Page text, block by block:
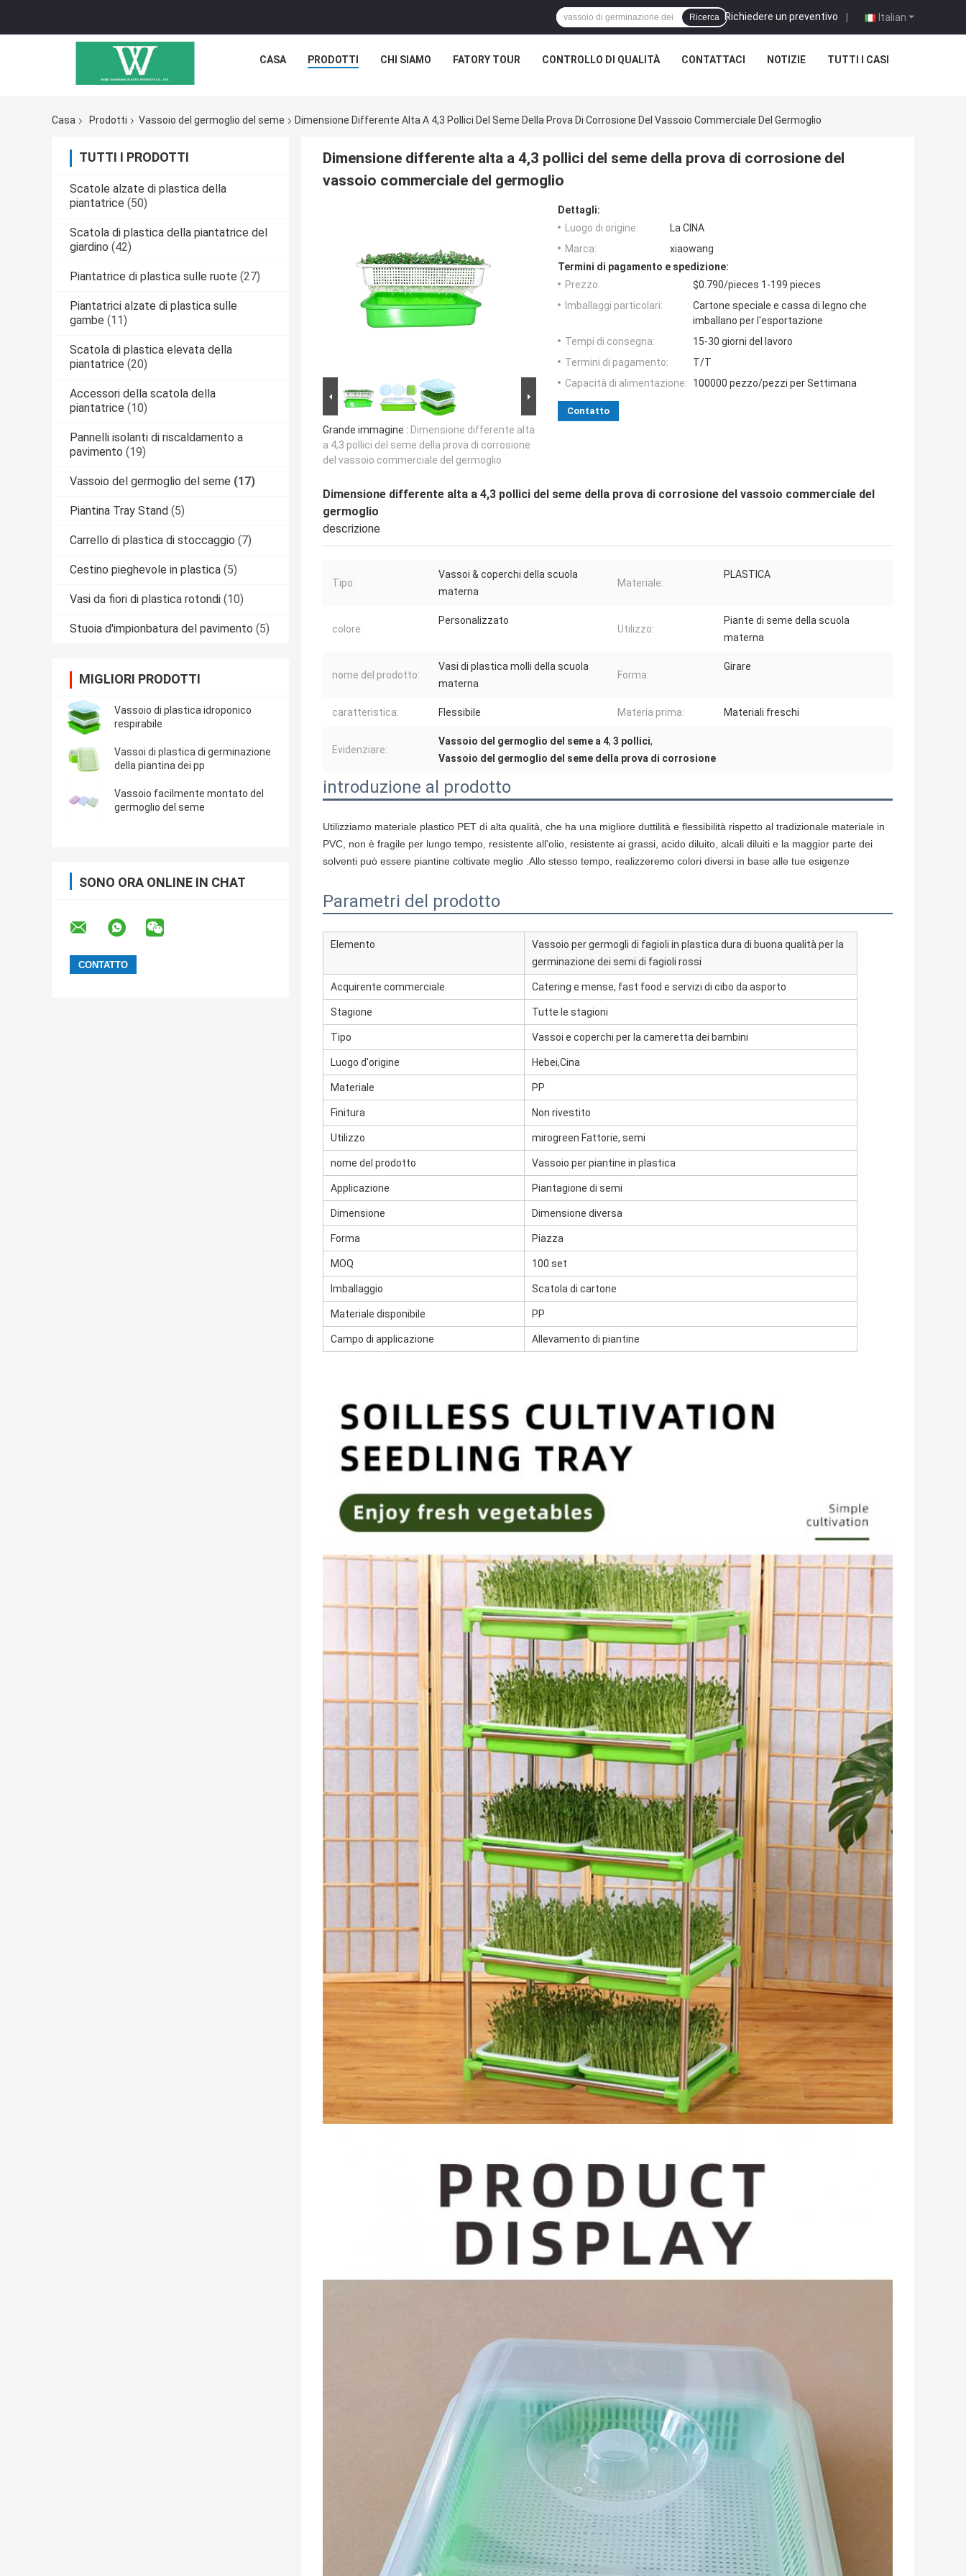
Ti richiameremo presto!
INVIA
Italian
Richiedere un preventivo |
Ricerca
CASA PRODOTTI CHI SIAMO FATORY TOUR CONTROLLO DI QUALITÀ CONTATTACI NOTIZIE TUTTI I CASI
Casa Prodotti Vassoio del germoglio del seme Dimensione Differente Alta A 4,3 Pollici Del Seme Della Prova Di Corrosione Del Vassoio Commerciale Del Germoglio
TUTTI I PRODOTTI
Scatole alzate di plastica della
piantatrice (50)
Scatola di plastica della piantatrice del
giardino (42)
Piantatrice di plastica sulle ruote (27)
Piantatrici alzate di plastica sulle
gambe (11)
Scatola di plastica elevata della
piantatrice (20)
Accessori della scatola della
piantatrice (10)
Pannelli isolanti di riscaldamento a
pavimento (19)
Vassoio del germoglio del seme (17)
Piantina Tray Stand (5)
Carrello di plastica di stoccaggio (7)
Cestino pieghevole in plastica (5)
Vasi da fiori di plastica rotondi (10)
Stuoia d'impionbatura del pavimento (5)
MIGLIORI PRODOTTI
Vassoio di plastica idroponico
respirabile
Vassoi di plastica di germinazione
della piantina dei pp
Vassoio facilmente montato del
germoglio del seme
SONO ORA ONLINE IN CHAT
Dimensione differente alta a 4,3 pollici del seme della prova di corrosione del
vassoio commerciale del germoglio
Grande immagine : Dimensione differente alta
a 4,3 pollici del seme della prova di corrosione
del vassoio commerciale del germoglio
Dettagli:
Luogo di origine:
La CINA
Marca:
xiaowang
Termini di pagamento e spedizione:
Prezzo:
$0.790/pieces 1-199 pieces
Imballaggi particolari:
Cartone speciale e cassa di legno che
imballano per l'esportazione
Tempi di consegna:
15-30 giorni del lavoro
Termini di pagamento:
T/T
Capacità di alimentazione:
100000 pezzo/pezzi per Settimana
Contatto
Dimensione differente alta a 4,3 pollici del seme della prova di corrosione del vassoio commerciale del
germoglio
descrizione
Tipo:
Vassoi & coperchi della scuola
materna
Materiale:
PLASTICA
colore:
Personalizzato
Utilizzo:
Piante di seme della scuola
materna
nome del prodotto:
Vasi di plastica molli della scuola
materna
Forma:
Girare
caratteristica: Flessibile Materia prima: Materiali freschi
Evidenziare:
Vassoio del germoglio del seme a 4, 3 pollici,
Vassoio del germoglio del seme della prova di corrosione
introduzione al prodotto
Utilizziamo materiale plastico PET di alta qualità, che ha una migliore duttilità e flessibilità rispetto al tradizionale materiale in
PVC, non è fragile per lungo tempo, resistente all'olio, resistente ai grassi, acido diluito, alcali diluiti e la maggior parte dei
solventi può essere piantine coltivate meglio .Allo stesso tempo, realizzeremo colori diversi in base alle tue esigenze
Parametri del prodotto
Elemento
Vassoio per germogli di fagioli in plastica dura di buona qualità per la
germinazione dei semi di fagioli rossi
Acquirente commerciale Catering e mense, fast food e servizi di cibo da asporto
Stagione Tutte le stagioni
Tipo Vassoi e coperchi per la cameretta dei bambini
Luogo d'origine Hebei,Cina
Materiale PP
Finitura Non rivestito
Utilizzo mirogreen Fattorie, semi
nome del prodotto Vassoio per piantine in plastica
Applicazione Piantagione di semi
Dimensione Dimensione diversa
Forma Piazza
MOQ 100 set
Imballaggio Scatola di cartone
Materiale disponibile PP
Campo di applicazione Allevamento di piantine